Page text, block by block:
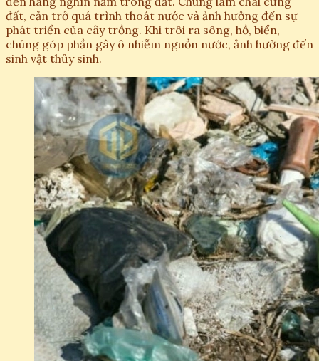
đất, cản trở quá trình thoát nước và ảnh hưởng đến sự
phát triển của cây trồng. Khi trôi ra sông, hồ, biển,
chúng góp phần gây ô nhiễm nguồn nước, ảnh hưởng đến
sinh vật thủy sinh.